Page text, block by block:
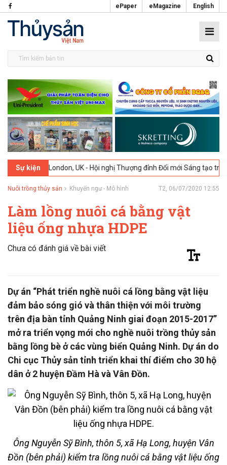
ePaper eMagazine English
Sự kiện
London, UK - Hội nghị Thượng đỉnh Đổi mới Sáng tạo trong
Nuôi trồng thủy sản Khuyến ngư - Mô hình T2, 06/07/2020 12:55
Làm lồng nuôi cá bằng vật
liệu ống nhựa HDPE
Chưa có đánh giá về bài viết
Dự án “Phát triển nghề nuôi cá lồng bằng vật liệu
đảm bảo sóng gió và thân thiện với môi trường
trên địa bàn tỉnh Quảng Ninh giai đoạn 2015-2017”
mở ra triển vọng mới cho nghề nuôi trồng thủy sản
bằng lồng bè ở các vùng biển Quảng Ninh. Dự án do
Chi cục Thủy sản tỉnh triển khai thí điểm cho 30 hộ
dân ở 2 huyện Đầm Hà và Vân Đồn.
Ông Nguyễn Sỹ Bình, thôn 5, xã Hạ Long, huyện Vân
Đồn (bên phải) kiểm tra lồng nuôi cá bằng vật liệu ống